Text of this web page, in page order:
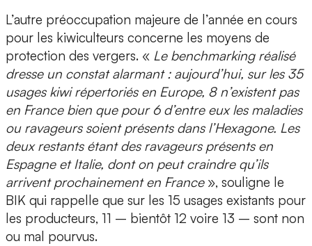
L’autre préoccupation majeure de l’année en cours
pour les kiwiculteurs concerne les moyens de
protection des vergers. « Le benchmarking réalisé
dresse un constat alarmant : aujourd’hui, sur les 35
usages kiwi répertoriés en Europe, 8 n’existent pas
en France bien que pour 6 d’entre eux les maladies
ou ravageurs soient présents dans l’Hexagone. Les
deux restants étant des ravageurs présents en
Espagne et Italie, dont on peut craindre qu’ils
arrivent prochainement en France», souligne le
BIK qui rappelle que sur les 15 usages existants pour
les producteurs, 11 – bientôt 12 voire 13 – sont non
ou mal pourvus.